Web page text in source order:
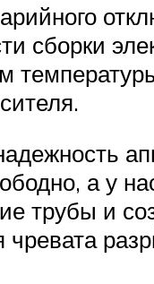
сборки
а у
трубы и